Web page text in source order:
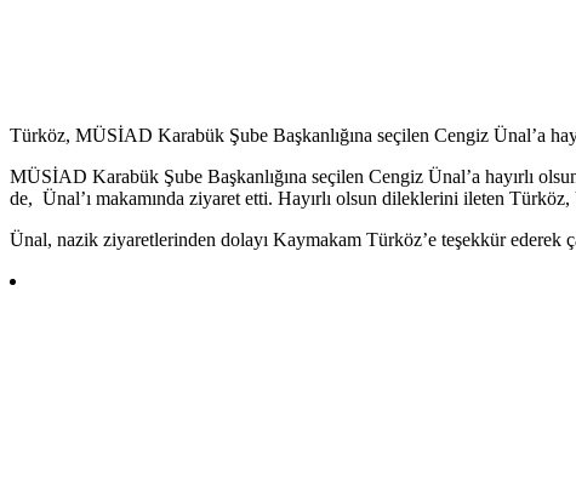
Türköz, MÜSİAD Karabük Şube Başkanlığına seçilen Cengiz Ünal’a
MÜSİAD Karabük Şube Başkanlığına seçilen Cengiz Ünal’a hayırlı
de, Ünal’ı makamında ziyaret etti. Hayırlı olsun dileklerini ileten Türköz,
Ünal, nazik ziyaretlerinden dolayı Kaymakam Türköz’e teşekkür ederek